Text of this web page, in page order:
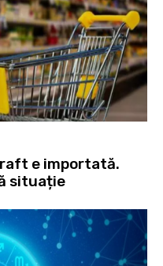
e importată.
situație